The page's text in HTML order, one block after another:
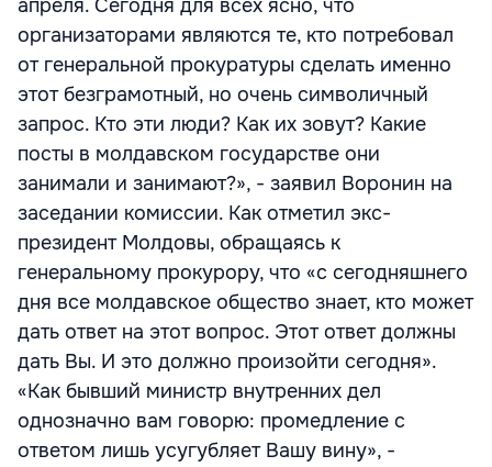
апреля. Сегодня для всех ясно, что
организаторами являются те, кто потребовал
от генеральной прокуратуры сделать именно
этот безграмотный, но очень символичный
запрос. Кто эти люди? Как их зовут? Какие
посты в молдавском государстве они
занимали и занимают?», - заявил Воронин на
заседании комиссии. Как отметил экс-
президент Молдовы, обращаясь к
генеральному прокурору, что «с сегодняшнего
дня все молдавское общество знает, кто может
дать ответ на этот вопрос. Этот ответ должны
дать Вы. И это должно произойти сегодня».
«Как бывший министр внутренних дел
однозначно вам говорю: промедление с
ответом лишь усугубляет Вашу вину», -